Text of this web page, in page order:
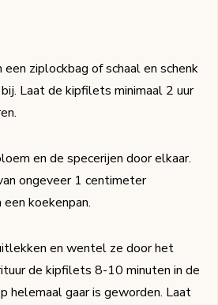
ziplockbag of schaal en schenk
Laat de kipfilets minimaal 2 uur
en de specerijen door elkaar.
ongeveer 1 centimeter
koekenpan.
en wentel ze door het
de kipfilets 8-10 minuten in de
helemaal gaar is geworden. Laat